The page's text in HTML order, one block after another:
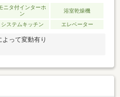
ニタ付インターホ
ン
浴室乾燥機
システムキッチン エレベーター
って変動有り